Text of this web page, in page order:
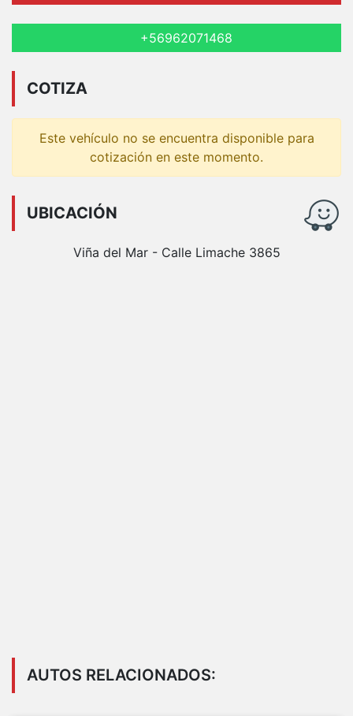
+56962071468
COTIZA
Este vehículo no se encuentra disponible para
cotización en este momento.
UBICACIÓN
Viña del Mar - Calle Limache 3865
AUTOS RELACIONADOS: